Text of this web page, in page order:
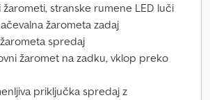
žarometi, stranske rumene LED luči
žarometa zadaj
spredaj
žaromet na zadku, vklop preko
priključka spredaj z